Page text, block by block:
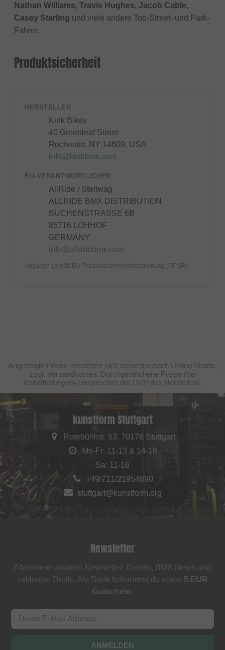
Nathan Williams, Travis Hughes, Jacob Cable,
Casey Starling und viele andere Top-Street- und Park-
Fahrer.
Produktsicherheit
HERSTELLER
Kink Bikes
40 Greenleaf Street
Rochester, NY 14609, USA
info@kinkbmx.com
EU-VERANTWORTLICHER
AllRide / Stellwag
ALLRIDE BMX DISTRIBUTION
BUCHENSTRASSE 6B
85716 LOHHOF
GERMANY
info@allridebmx.com
Angaben gemäß EU-Produktsicherheitsverordnung (GPSR).
Angezeigte Preise verstehen sich steuerfrei nach United States,
zzgl. Versandkosten. Durchgestrichene Preise (bei
Rabattierungen) entsprechen der UVP des Herstellers.
kunstform Stuttgart
Rotebühlstr. 63, 70178 Stuttgart
Mo-Fr: 11-13 & 14-18
Sa: 11-16
+49/711/21954890
stuttgart@kunstform.org
Newsletter
Abonniere unseren Newsletter: Events, BMX News und
exklusive Deals. Als Dank bekommst du einen 5 EUR
Gutschein.
ANMELDEN